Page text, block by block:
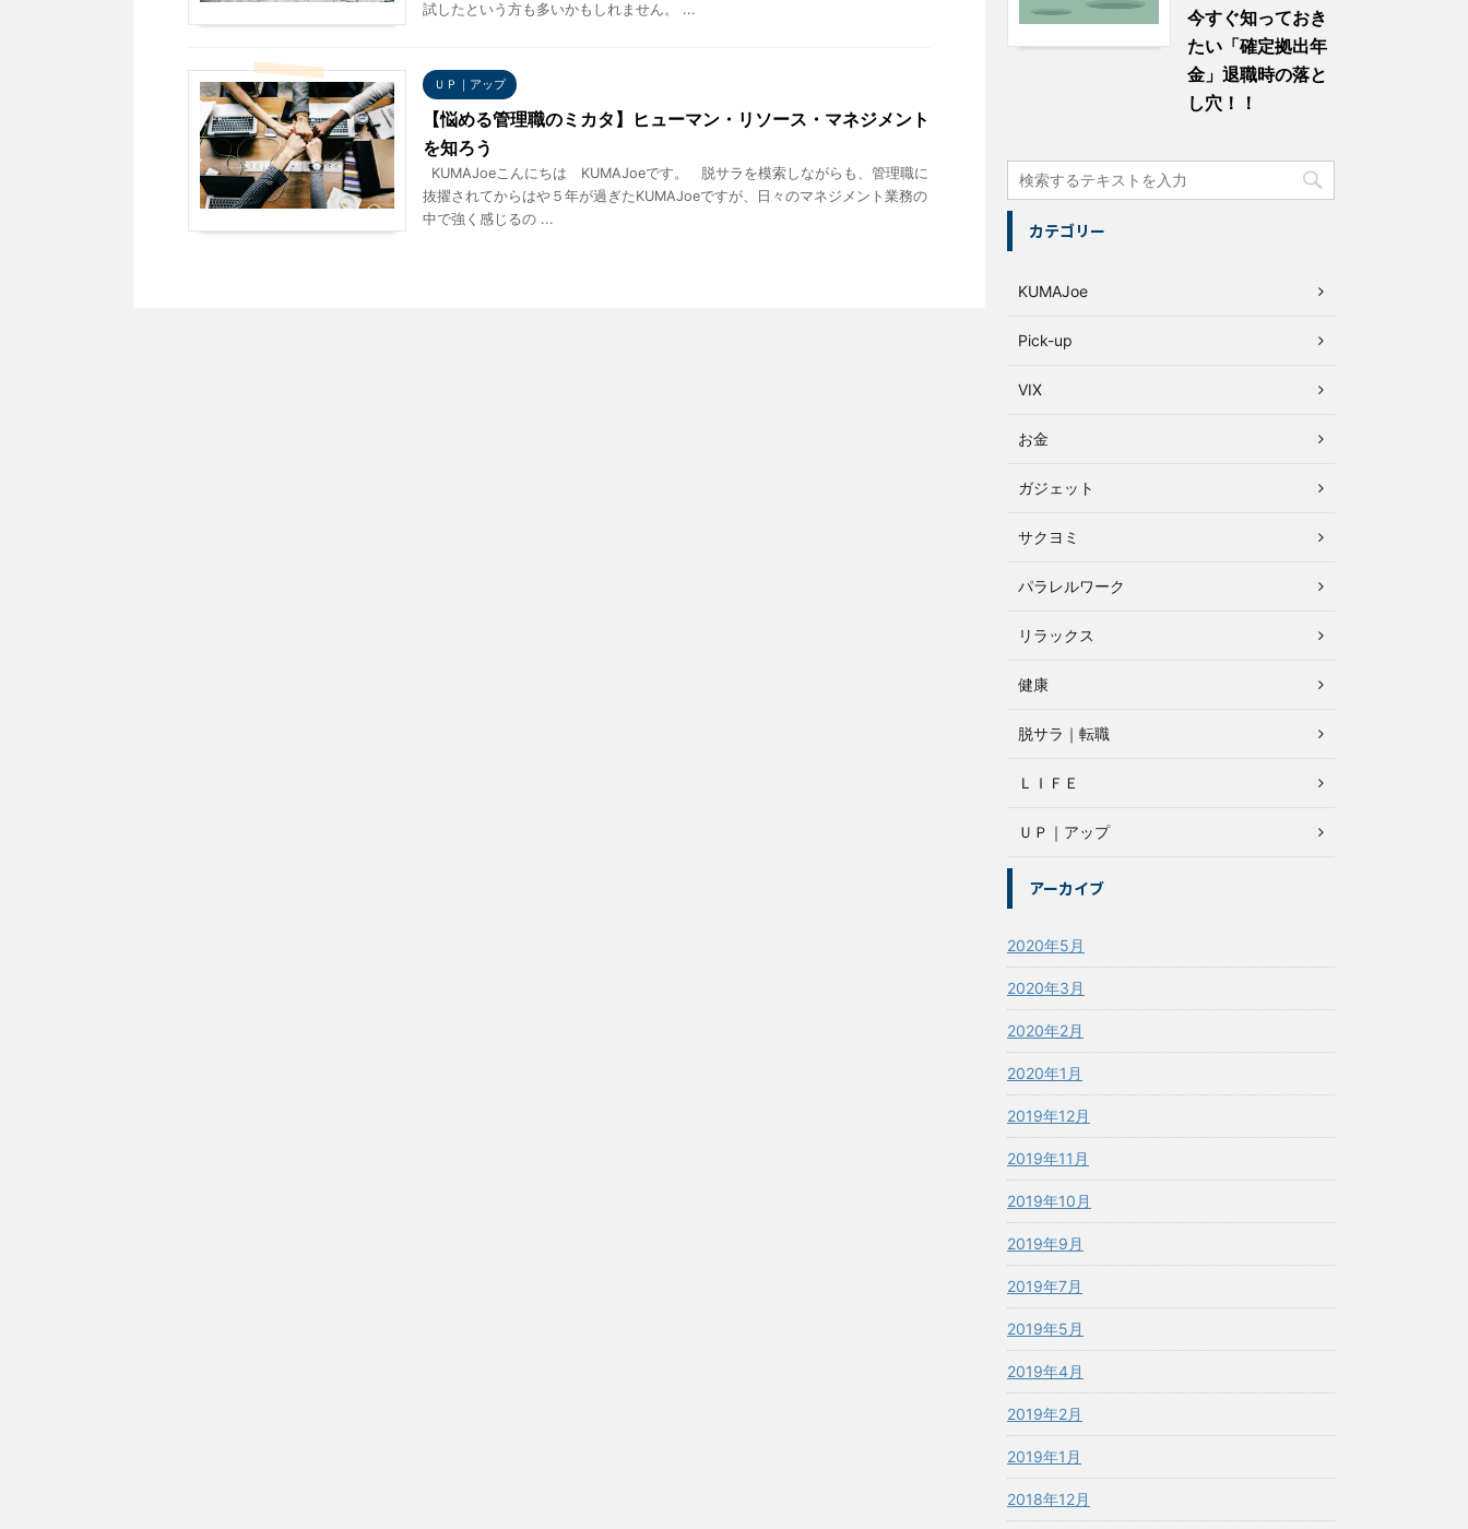
試したという方も多いかもしれません。 ...
ＵＰ｜アップ
【悩める管理職のミカタ】ヒューマン・リソース・マネジメント
を知ろう
KUMAJoeこんにちは KUMAJoeです。 脱サラを模索しながらも、管理職に
抜擢されてからはや５年が過ぎたKUMAJoeですが、日々のマネジメント業務の
中で強く感じるの ...
今すぐ知っておき
たい「確定拠出年
金」退職時の落と
し穴！！
カテゴリー
KUMAJoe
Pick-up
VIX
お金
ガジェット
サクヨミ
パラレルワーク
リラックス
健康
脱サラ｜転職
ＬＩＦＥ
ＵＰ｜アップ
アーカイブ
2020年5月
2020年3月
2020年2月
2020年1月
2019年12月
2019年11月
2019年10月
2019年9月
2019年7月
2019年5月
2019年4月
2019年2月
2019年1月
2018年12月